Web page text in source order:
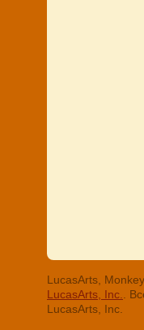
LucasArts,
LucasArts, Inc.
.
LucasArts, Inc.